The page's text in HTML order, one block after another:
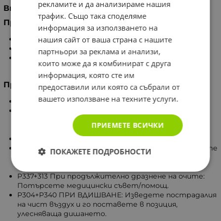
Внимание
Предупреждения за опасност
H226 Запалими течности и пари.
H319 Предизвиква сериозно дразнене на очите.
H336 Може да предизвика сънливост и
световъртеж.
Препоръки за безопасност
P102 Да се съхранява извън обсега на деца.
повърхности, искри, открит пламък и други
източници на запалване.
Тютюнопушенето забранено.
P305+P351+P338 ПРИ КОНТАКТ С ОЧИТЕ: Промивайте
с вода в продължение на няколко минути.
Продължете с промиването.
P337+313 При продължително дразнене на очите:
Потърсете медицински съвет/помощ.
P304+P340 ПРИ ВДИШВАНЕ: Изведете пострадалия
на чист въздух и го поставете в позиция,
улесняваща дишането.
рекламите и да анализираме нашия
трафик. Също така споделяме
информация за използването на
нашия сайт от ваша страна с нашите
партньори за реклама и анализи,
които може да я комбинират с друга
информация, която сте им
предоставили или която са събрали от
вашето използване на техните услуги.
ПРИЕМЕТЕ ВСИЧКИ
ПОКАЖЕТЕ ПОДРОБНОСТИ